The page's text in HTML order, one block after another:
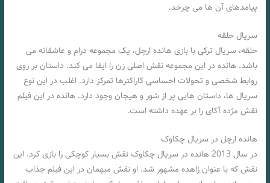
پیامدهای آن‌ ها می‌ چرخد.
سریال حلقه
حلقه، سریال ترکی با بازی هانده ارچل، یک مجموعه درام و عاشقانه می‌
باشد. هانده در این مجموعه نقش اصلی زن را ایفا می‌ کند. داستان بر روی
روابط شخصی و تحولات احساسی کاراکترها تمرکز دارد. اغلب در این نوع
سریال‌ ها، داستان‌ هایی پر از شور و هیجان وجود دارد. هانده در این فیلم
نقش مژده آکای را بر عهده داشته است.
هانده ارچل در سریال چکاوک
در سال 2013 هانده در سریال چکاوک نقش بسیار کوچکی را بازی کرد. این
نقش که با عنوان زاهده مشهور شد. او نقش میهمان در این فیلم جذاب